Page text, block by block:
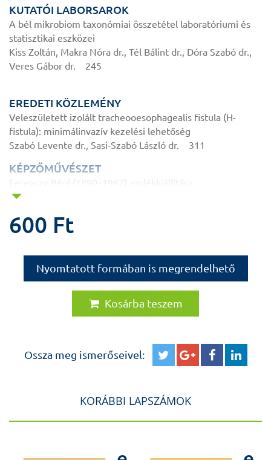
KUTATÓI LABORSAROK
A bél mikrobiom taxonómiai összetétel laboratóriumi és
statisztikai eszközei
Kiss Zoltán, Makra Nóra dr., Tél Bálint dr., Dóra Szabó dr.,
Veres Gábor dr. 245
EREDETI KÖZLEMÉNY
Veleszületett izolált tracheooesophagealis fistula (H-
fistula): minimálinvazív kezelési lehetőség
Szabó Levente dr., Sasi-Szabó László dr. 311
KÉPZŐMŰVÉSZET
Ferenczy Béni (1890–1967) emlékkiállítása
Marosvölgyi Gábor 317
Magyar Gyermekorvosok Társasága 2018. évi
Nagygyűlése
600 Ft
Nyomtatott formában is megrendelhető
Kosárba teszem
Ossza meg ismerőseivel:
KORÁBBI LAPSZÁMOK